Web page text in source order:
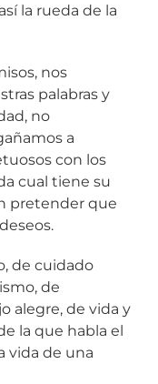
la rueda de la
nos
palabras y
no
a
con los
cual tiene su
pretender que
de cuidado
de
alegre, de vida y
la que habla el
vida de una